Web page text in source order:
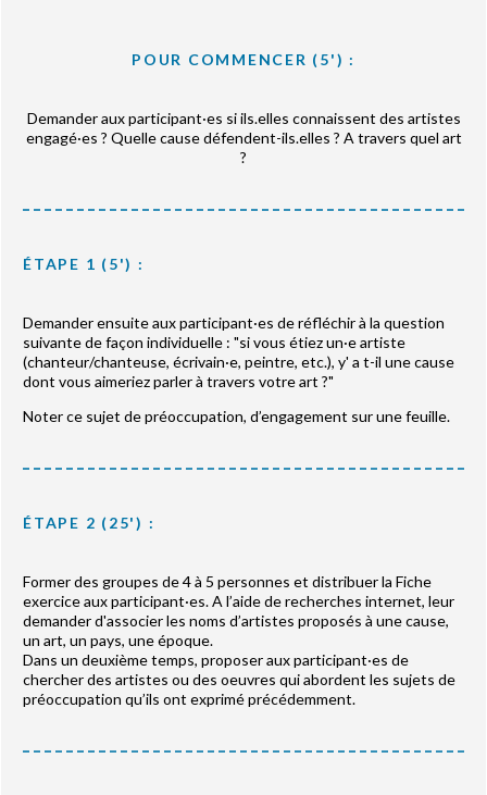
POUR COMMENCER (5') :
Demander aux participant·es si ils.elles connaissent des artistes
engagé·es ? Quelle cause défendent-ils.elles ? A travers quel art
?
ÉTAPE 1 (5') :
Demander ensuite aux participant·es de réfléchir à la question
suivante de façon individuelle : "si vous étiez un·e artiste
(chanteur/chanteuse, écrivain·e, peintre, etc.), y' a t-il une cause
dont vous aimeriez parler à travers votre art ?"
Noter ce sujet de préoccupation, d’engagement sur une feuille.
ÉTAPE 2 (25') :
Former des groupes de 4 à 5 personnes et distribuer la Fiche
exercice aux participant·es. A l’aide de recherches internet, leur
demander d'associer les noms d’artistes proposés à une cause,
un art, un pays, une époque.
Dans un deuxième temps, proposer aux participant·es de
chercher des artistes ou des oeuvres qui abordent les sujets de
préoccupation qu’ils ont exprimé précédemment.